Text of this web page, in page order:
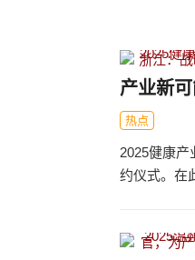
产业新可
热点
2025健康
约仪式。在